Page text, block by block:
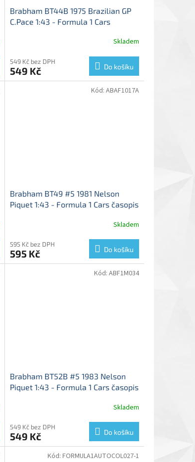
Brabham BT44B 1975 Brazilian GP
C.Pace 1:43 - Formula 1 Cars
Skladem
549 Kč bez DPH
549 Kč Do košíku
Brabham BT49 #5 1981 Nelson
Piquet 1:43 - Formula 1 Cars časopis
produktu
je
5,0
Skladem
595 Kč bez DPH
595 Kč Do košíku
Kód: ABAF1017A
Brabham BT52B #5 1983 Nelson
Piquet 1:43 - Formula 1 Cars časopis
produktu
je
5,0
Skladem
549 Kč bez DPH
549 Kč Do košíku
Kód: ABF1M034
Kód: FORMULA1AUTOCOL027-1